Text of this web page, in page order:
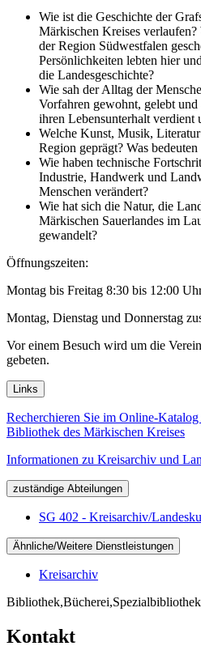
Wie ist die Geschichte der
Märkischen Kreises
der Region Südwestfalen
Persönlichkeiten lebten hier
die Landesgeschichte?
Wie sah der Alltag der
Vorfahren gewohnt, gelebt
ihren Lebensunterhalt verdient
Welche Kunst, Musik, Literatur
Region geprägt? Was
Wie haben technische
Industrie, Handwerk und
Menschen verändert?
Wie hat sich die Natur, die
Märkischen Sauerlandes im
gewandelt?
Öffnungszeiten:
Montag bis Freitag 8:30 bis 12:00
Montag, Dienstag und Donnerstag
Vor einem Besuch wird um die
gebeten.
Links
Recherchieren Sie im Online-
Bibliothek des Märkischen Kreises
Informationen zu Kreisarchiv und
zuständige Abteilungen
SG 402 - Kreisarchiv/
Ähnliche/Weitere Dienstleistungen
Kreisarchiv
Kontakt